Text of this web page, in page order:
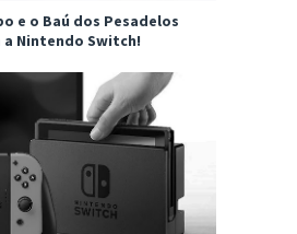
e o Baú dos Pesadelos
Nintendo Switch!